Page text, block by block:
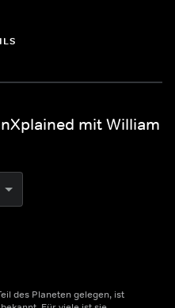
mit William
des Planeten gelegen, ist